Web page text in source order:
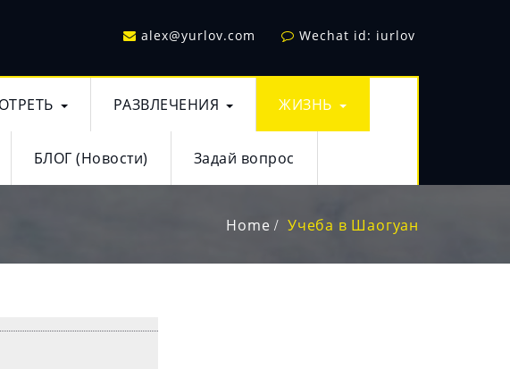
alex@yurlov.com Wechat id: iurlov
РАЗВЛЕЧЕНИЯ ЖИЗНЬ
БЛОГ (Новости) Задай вопрос
Home Учеба в Шаогуан